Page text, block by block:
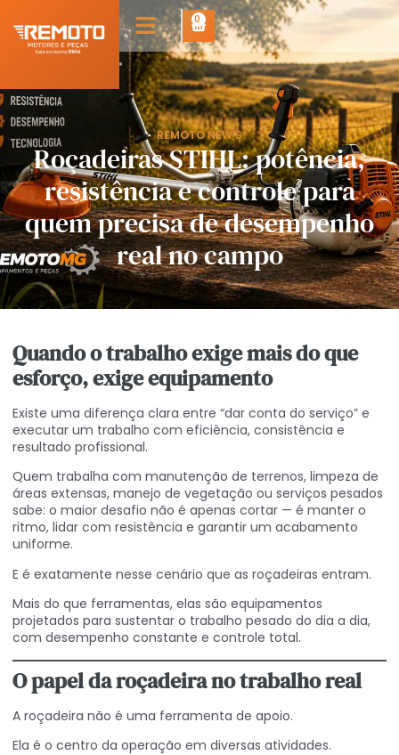
0
REMOTO NEW'S
Roçadeiras STIHL: potência,
resistência e controle para
quem precisa de desempenho
real no campo
Quando o trabalho exige mais do que
esforço, exige equipamento
Existe uma diferença clara entre “dar conta do serviço” e
executar um trabalho com eficiência, consistência e
resultado profissional.
Quem trabalha com manutenção de terrenos, limpeza de
áreas extensas, manejo de vegetação ou serviços pesados
sabe: o maior desafio não é apenas cortar — é manter o
ritmo, lidar com resistência e garantir um acabamento
uniforme.
E é exatamente nesse cenário que as roçadeiras entram.
Mais do que ferramentas, elas são equipamentos
projetados para sustentar o trabalho pesado do dia a dia,
com desempenho constante e controle total.
O papel da roçadeira no trabalho real
A roçadeira não é uma ferramenta de apoio.
Ela é o centro da operação em diversas atividades.